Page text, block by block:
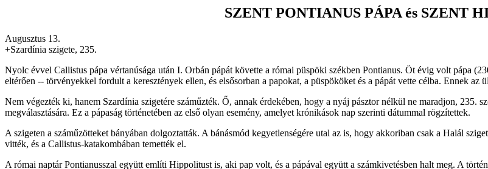
SZENT PONTIANUS PÁPA és SZENT
Augusztus 13.
+Szardínia szigete, 235.
Nyolc évvel Callistus pápa vértanúsága után I. Orbán pápát követte a római püspöki székben Pontianus. Öt évig volt pápa
eltérően -- törvényekkel fordult a keresztények ellen, és elsősorban a papokat, a püspököket és a pápát vette célba. Ennek az
Nem végezték ki, hanem Szardínia szigetére száműzték. Ő, annak érdekében, hogy a nyáj pásztor nélkül ne maradjon, 235.
megválasztására. Ez a pápaság történetében az első olyan esemény, amelyet krónikások nap szerinti dátummal rögzítettek.
A szigeten a száműzötteket bányában dolgoztatták. A bánásmód kegyetlenségére utal az is, hogy akkoriban csak a Halál
vitték, és a Callistus-katakombában temették el.
A római naptár Pontianusszal együtt említi Hippolitust is, aki pap volt, és a pápával együtt a számkivetésben halt meg. A